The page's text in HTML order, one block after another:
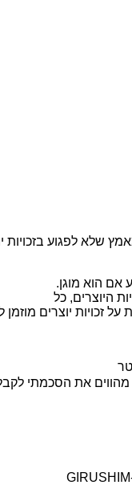
שלא לפגוע בזכויות
אם הוא מוגן.
זכויות יוצרים
את הסכמתי